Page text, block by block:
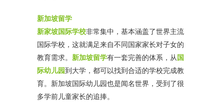
新加坡留学
新家坡国际学校非常集中，基本涵盖了世界主流
国际学校，这就满足来自不同国家家长对子女的
教育需求。 新加坡留学有一套完善的体系，从国
际幼儿园到大学，都可以找到合适的学校完成教
育。新加坡国际幼儿园也是闻名世界，受到了很
多学前儿童家长的追捧。